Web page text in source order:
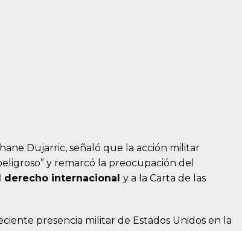
Dujarric, señaló que la acción militar
y remarcó la preocupación del
internacional y a la Carta de las
presencia militar de Estados Unidos en la